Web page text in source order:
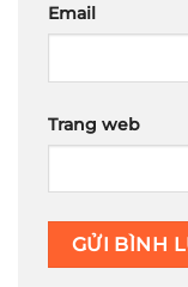
Email
Trang web